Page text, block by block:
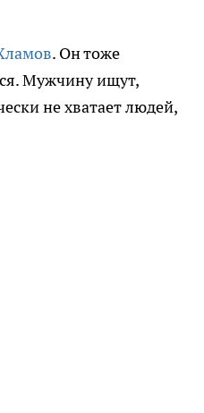
. Он тоже
Мужчину ищут,
не хватает людей,